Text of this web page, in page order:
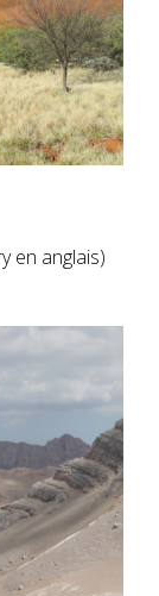
en anglais)